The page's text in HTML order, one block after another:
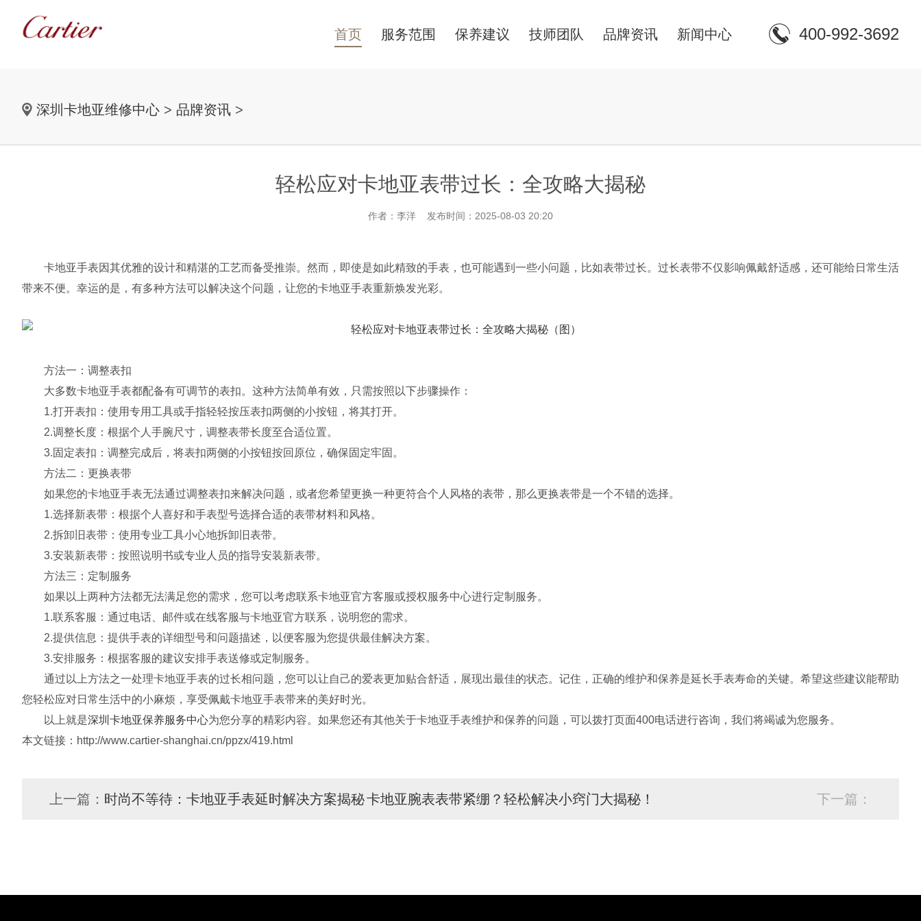
首页 服务范围 保养建议 技师团队 品牌资讯 新闻中心 400-992-3692
深圳卡地亚维修中心 > 品牌资讯 >
轻松应对卡地亚表带过长：全攻略大揭秘
作者：李洋 发布时间：2025-08-03 20:20
卡地亚手表因其优雅的设计和精湛的工艺而备受推崇。然而，即使是如此精致的手表，也可能遇到一些小问题，比如表带过长。过长表带不仅影响佩戴舒适感，还可能给日常生活
带来不便。幸运的是，有多种方法可以解决这个问题，让您的卡地亚手表重新焕发光彩。
方法一：调整表扣
大多数卡地亚手表都配备有可调节的表扣。这种方法简单有效，只需按照以下步骤操作：
1.打开表扣：使用专用工具或手指轻轻按压表扣两侧的小按钮，将其打开。
2.调整长度：根据个人手腕尺寸，调整表带长度至合适位置。
3.固定表扣：调整完成后，将表扣两侧的小按钮按回原位，确保固定牢固。
方法二：更换表带
如果您的卡地亚手表无法通过调整表扣来解决问题，或者您希望更换一种更符合个人风格的表带，那么更换表带是一个不错的选择。
1.选择新表带：根据个人喜好和手表型号选择合适的表带材料和风格。
2.拆卸旧表带：使用专业工具小心地拆卸旧表带。
3.安装新表带：按照说明书或专业人员的指导安装新表带。
方法三：定制服务
如果以上两种方法都无法满足您的需求，您可以考虑联系卡地亚官方客服或授权服务中心进行定制服务。
1.联系客服：通过电话、邮件或在线客服与卡地亚官方联系，说明您的需求。
2.提供信息：提供手表的详细型号和问题描述，以便客服为您提供最佳解决方案。
3.安排服务：根据客服的建议安排手表送修或定制服务。
通过以上方法之一处理卡地亚手表的过长相问题，您可以让自己的爱表更加贴合舒适，展现出最佳的状态。记住，正确的维护和保养是延长手表寿命的关键。希望这些建议能帮助
您轻松应对日常生活中的小麻烦，享受佩戴卡地亚手表带来的美好时光。
以上就是深圳卡地亚保养服务中心为您分享的精彩内容。如果您还有其他关于卡地亚手表维护和保养的问题，可以拨打页面400电话进行咨询，我们将竭诚为您服务。
本文链接：http://www.cartier-shanghai.cn/ppzx/419.html
上一篇： 时尚不等待：卡地亚手表延时解决方案揭秘 下一篇：
卡地亚腕表表带紧绷？轻松解决小窍门大揭秘！